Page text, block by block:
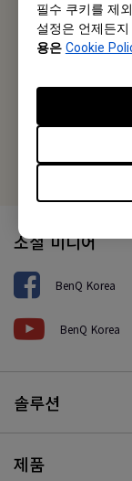
필수 쿠키를 제
설정은 언제든
용은 Cookie
주소: 서울시 구로
소셜 미디어
BenQ Korea
BenQ Korea
솔루션
제품